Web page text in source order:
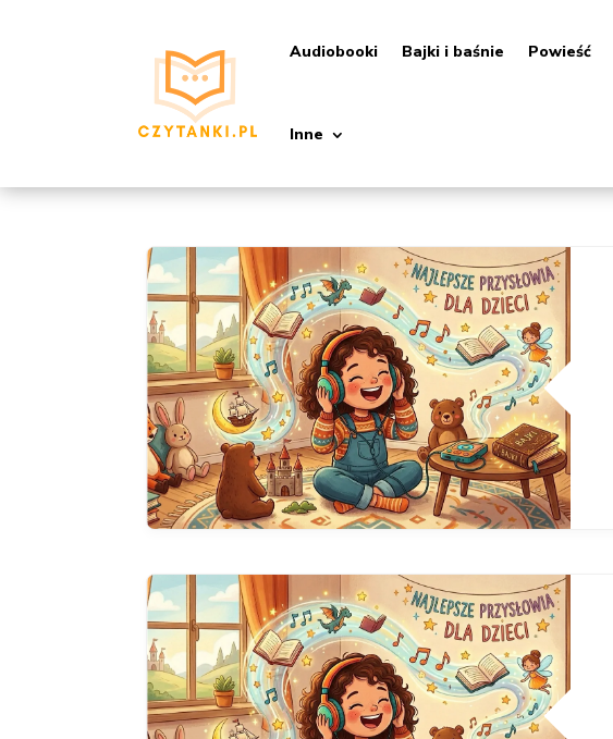
Audiobooki Bajki i baśnie Powieść
Inne